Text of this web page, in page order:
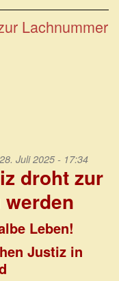
Lachnummer
Juli 2025 - 17:34
droht zur
Leben!
Justiz in